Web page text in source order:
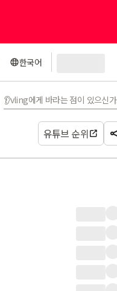
한국어
👂vling에게 바라는 점이 있으신
유튜브 순위